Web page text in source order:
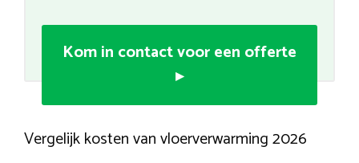
Kom in contact voor een offerte
▸
Vergelijk kosten van vloerverwarming 2026